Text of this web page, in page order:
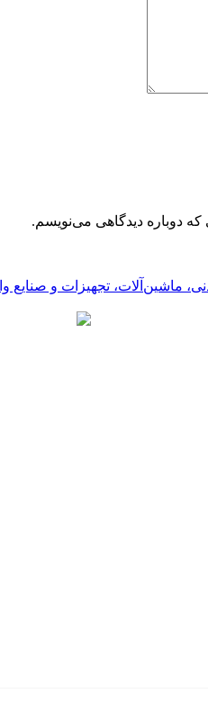
که دوباره دیدگاهی می‌نویسم.
ماشین‌آلات، تجهیزات و صنایع